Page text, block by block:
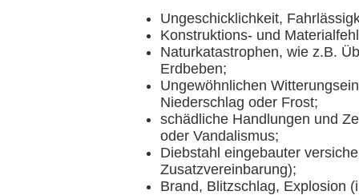
Ungeschicklichkeit,
Konstruktions- und
Naturkatastrophen, wie z.B.
Erdbeben;
Ungewöhnlichen
Niederschlag oder Frost;
schädliche Handlungen und
oder Vandalismus;
Diebstahl eingebauter
Zusatzvereinbarung);
Brand, Blitzschlag, Explosion